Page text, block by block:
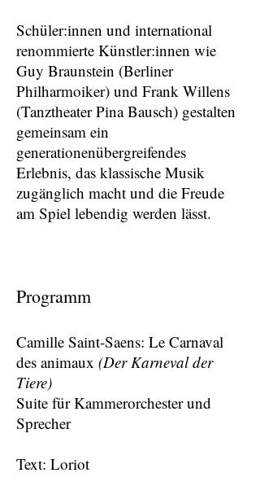
Schüler:innen und international
renommierte Künstler:innen wie
Guy Braunstein (Berliner
Philharmoiker) und Frank Willens
(Tanztheater Pina Bausch) gestalten
gemeinsam ein
generationenübergreifendes
Erlebnis, das klassische Musik
zugänglich macht und die Freude
am Spiel lebendig werden lässt.
Programm
Camille Saint-Saens: Le Carnaval
des animaux (Der Karneval der
Tiere)
Suite für Kammerorchester und
Sprecher
Text: Loriot